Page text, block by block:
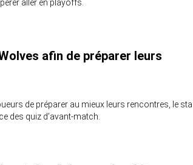
aller en playoffs.
afin de préparer leurs
de préparer au mieux leurs rencontres, le
des quiz d’avant-match.